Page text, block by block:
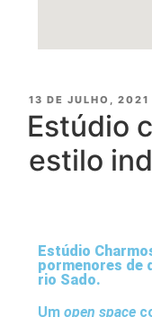
13 DE JULHO, 2021
Estúdio
estilo
Estúdio
pormenores de
rio Sado.
Um open space